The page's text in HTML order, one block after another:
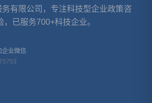
有限公司，专注科技型企业政策咨
已服务700+科技企业。
企业微信